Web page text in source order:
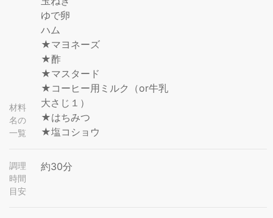
材料
名の
一覧
ゆで卵
ハム
★マヨネーズ
★酢
★マスタード
★コーヒー用ミルク（or牛乳
大さじ１）
★はちみつ
★塩コショウ
調理
時間
目安
約30分